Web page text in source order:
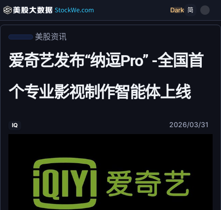
Dark 简
美股资讯
爱奇艺发布“纳逗Pro” -全国首
个专业影视制作智能体上线
IQ 2026/03/31